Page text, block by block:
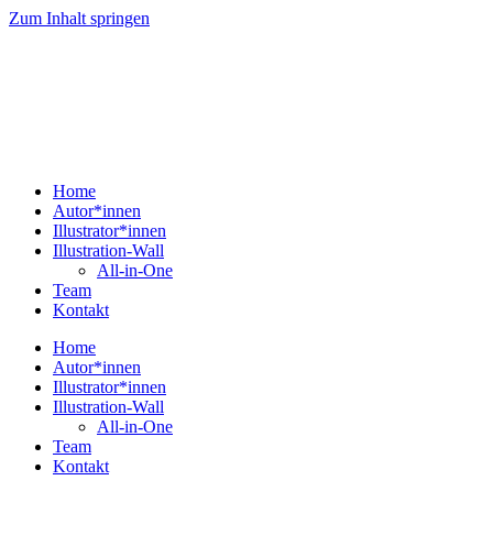
Zum Inhalt springen
Home
Autor*innen
Illustrator*innen
Illustration-Wall
All-in-One
Team
Kontakt
Home
Autor*innen
Illustrator*innen
Illustration-Wall
All-in-One
Team
Kontakt